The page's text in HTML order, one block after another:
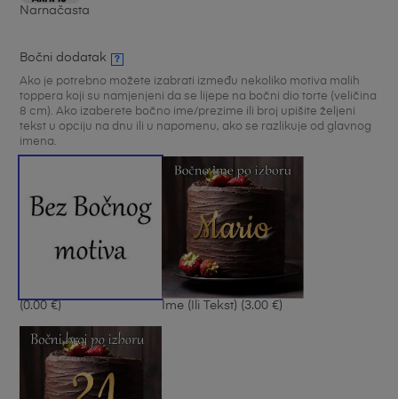
Narnačasta
Bočni dodatak ?
Ako je potrebno možete izabrati između nekoliko motiva malih
toppera koji su namjenjeni da se lijepe na bočni dio torte (veličina
8 cm). Ako izaberete bočno ime/prezime ili broj upišite željeni
tekst u opciju na dnu ili u napomenu, ako se razlikuje od glavnog
imena.
(0.00 €) Ime (ili Tekst) (3.00 €)